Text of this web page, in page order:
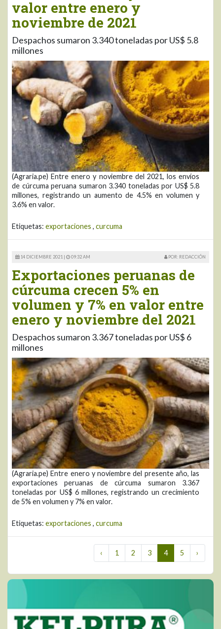
valor entre enero y
noviembre de 2021
Despachos sumaron 3.340 toneladas por US$ 5.8
millones
(Agraria.pe) Entre enero y noviembre del 2021, los envíos
de cúrcuma peruana sumaron 3.340 toneladas por US$ 5.8
millones, registrando un aumento de 4.5% en volumen y
3.6% en valor.
Etiquetas: exportaciones , curcuma
14 DICIEMBRE 2021 | 09:32 AM POR: REDACCIÓN
Exportaciones peruanas de
cúrcuma crecen 5% en
volumen y 7% en valor entre
enero y noviembre del 2021
Despachos sumaron 3.367 toneladas por US$ 6
millones
(Agraria.pe) Entre enero y noviembre del presente año, las
exportaciones peruanas de cúrcuma sumaron 3.367
toneladas por US$ 6 millones, registrando un crecimiento
de 5% en volumen y 7% en valor.
Etiquetas: exportaciones , curcuma
‹ 1 2 3 4 5 ›